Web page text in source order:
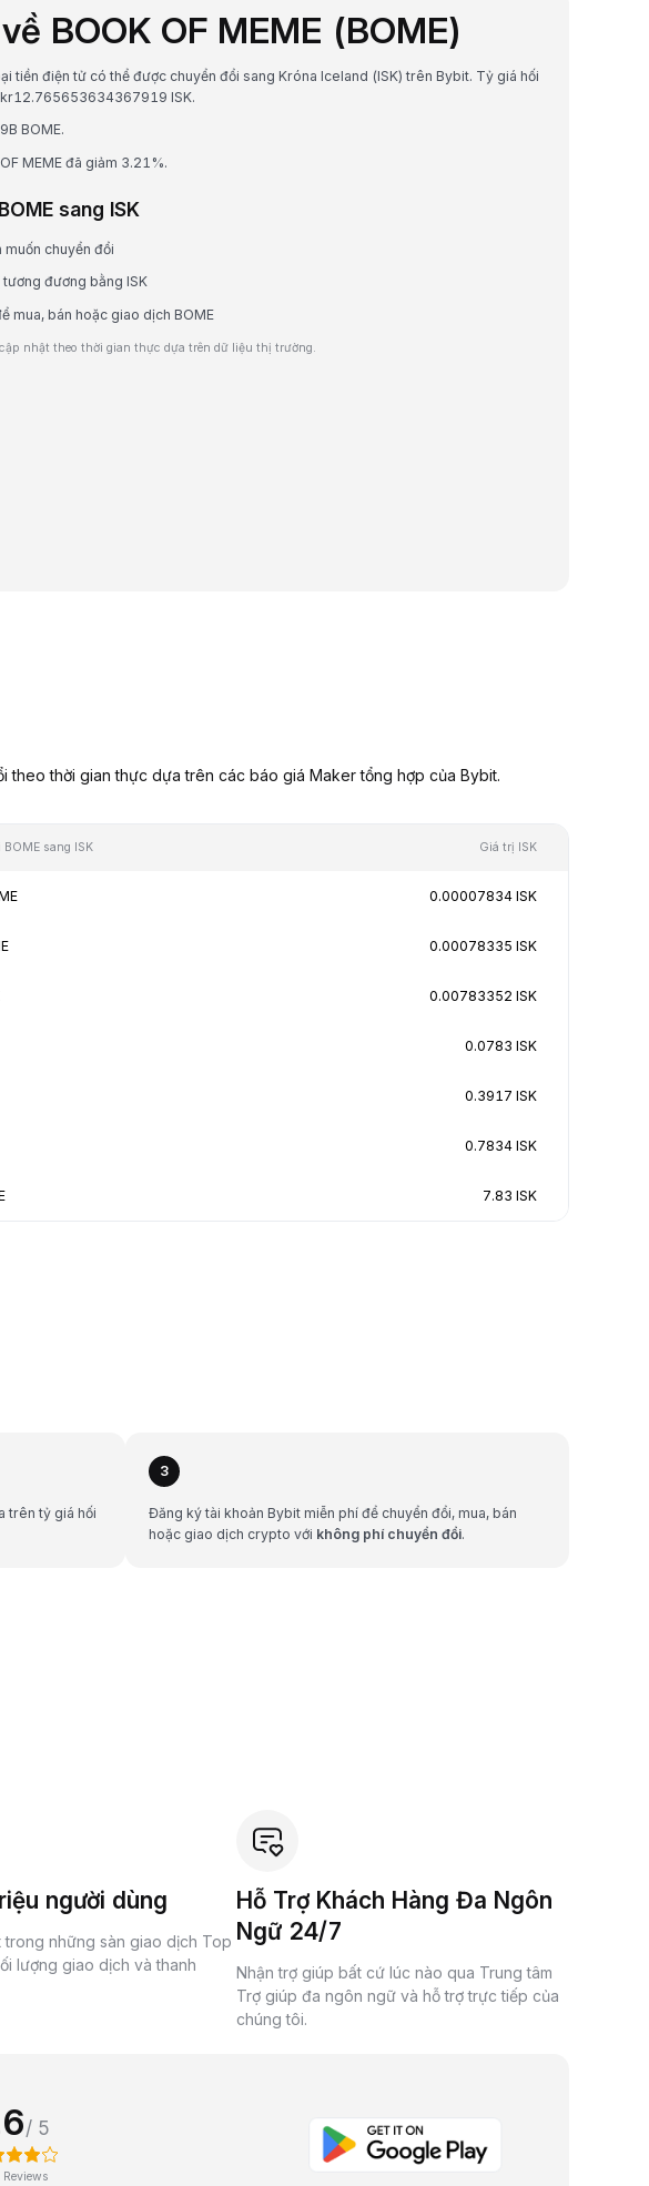
BOOK OF MEME (BOME)
tiền điện tử có thể được chuyển đổi sang Króna Iceland (ISK) trên Bybit. Tỷ giá hối
kr12.765653634367919 ISK.
BOME.
MEME đã giảm 3.21%.
sang ISK
muốn chuyển đổi
đương bằng ISK
mua, bán hoặc giao dịch BOME
nhật theo thời gian thực dựa trên dữ liệu thị trường.
theo thời gian thực dựa trên các báo giá Maker tổng hợp của Bybit.
sang ISK Giá trị ISK
0.00007834 ISK
0.00078335 ISK
0.00783352 ISK
0.0783 ISK
0.3917 ISK
0.7834 ISK
7.83 ISK
trên tỷ giá hối
3
Đăng ký tài khoản Bybit miễn phí để chuyển đổi, mua, bán
hoặc giao dịch crypto với không phí chuyển đổi.
người dùng
trong những sàn giao dịch Top
lượng giao dịch và thanh
Hỗ Trợ Khách Hàng Đa Ngôn
Ngữ 24/7
Nhận trợ giúp bất cứ lúc nào qua Trung tâm
Trợ giúp đa ngôn ngữ và hỗ trợ trực tiếp của
chúng tôi.
/ 5